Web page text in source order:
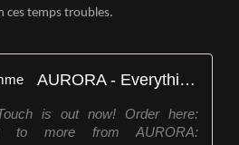
ces temps troubles.
AURORA - Everything Matters (Lyric Video) ft. Pomme
is out now! Order here:
to more from AURORA: